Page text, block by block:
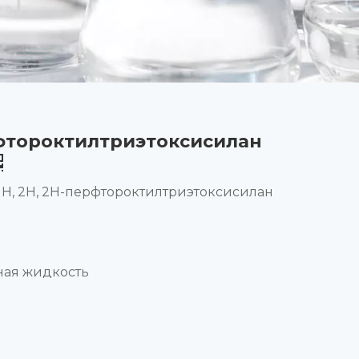
2H, 2H-перфтороктилтриэтоксисилан
жидкость